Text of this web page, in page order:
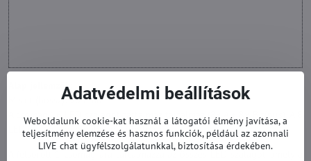
Alap jellemzők:
Méret (hossz): 964 mm
A csomag 16 LED szalagot tartalmaz tartalmaz (8x A + 8x B típus). A 8
LED szalag kombinálásával jön létre.
A felsorolt 1 csomag ára tartalmazza az összes LED szalagot, amely a
Adatvédelmi beállítások
Weboldalunk cookie-kat használ a látogatói élmény javítása, a
teljesítmény elemzése és hasznos funkciók, például az azonnali
LIVE chat ügyfélszolgálatunkkal, biztosítása érdekében.